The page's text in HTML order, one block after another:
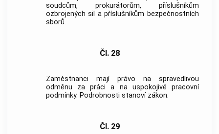
soudcům, prokurátorům, příslušníkům
ozbrojených sil a příslušníkům bezpečnostních
sborů.
Čl. 28
Zaměstnanci mají právo na spravedlivou
odměnu za práci a na uspokojivé pracovní
podmínky. Podrobnosti stanoví zákon.
Čl. 29